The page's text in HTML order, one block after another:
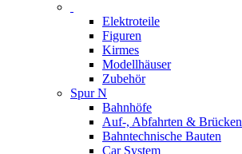
Elektroteile
Figuren
Kirmes
Modellhäuser
Zubehör
Spur N
Bahnhöfe
Auf-, Abfahrten & Brücken
Bahntechnische Bauten
Car System